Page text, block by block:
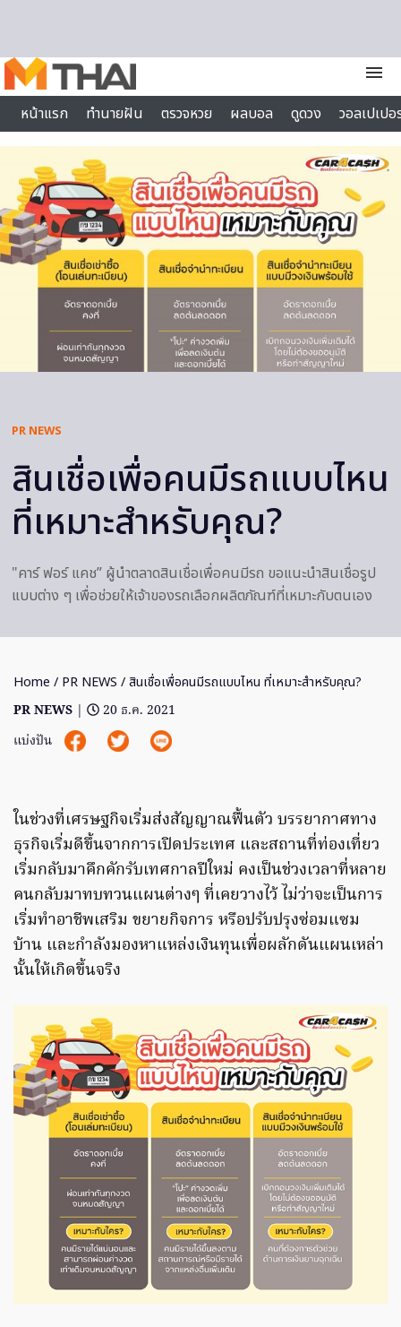
menu
หน้าแรก
ทำนายฝัน ตรวจหวย ผลบอล ดูดวง
วอลเปเป
ไลฟ์สไตล์
PR NEWS
สินเชื่อเพื่อคนมีรถแบบไหน
ที่เหมาะสำหรับคุณ?
"คาร์ ฟอร์ แคช” ผู้นำตลาดสินเชื่อเพื่อคนมีรถ ขอแนะนำสินเชื่อรูป
แบบต่าง ๆ เพื่อช่วยให้เจ้าของรถเลือกผลิตภัณฑ์ที่เหมาะกับตนเอง
Home / PR NEWS / สินเชื่อเพื่อคนมีรถแบบไหน ที่เหมาะสำหรับคุณ?
PR NEWS |
20 ธ.ค. 2021
แบ่งปัน
ในช่วงที่เศรษฐกิจเริ่มส่งสัญญาณฟื้นตัว บรรยากาศทาง
ธุรกิจเริ่มดีขึ้นจากการเปิดประเทศ และสถานที่ท่องเที่ยว
เริ่มกลับมาคึกคักรับเทศกาลปีใหม่ คงเป็นช่วงเวลาที่หลาย
คนกลับมาทบทวนแผนต่างๆ ที่เคยวางไว้ ไม่ว่าจะเป็นการ
เริ่มทำอาชีพเสริม ขยายกิจการ หรือปรับปรุงซ่อมแซม
บ้าน และกำลังมองหาแหล่งเงินทุนเพื่อผลักดันแผนเหล่า
นั้นให้เกิดขึ้นจริง